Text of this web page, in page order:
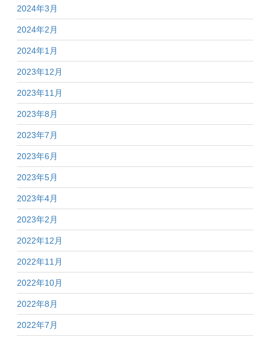
2024年3月
2024年2月
2024年1月
2023年12月
2023年11月
2023年8月
2023年7月
2023年6月
2023年5月
2023年4月
2023年2月
2022年12月
2022年11月
2022年10月
2022年8月
2022年7月